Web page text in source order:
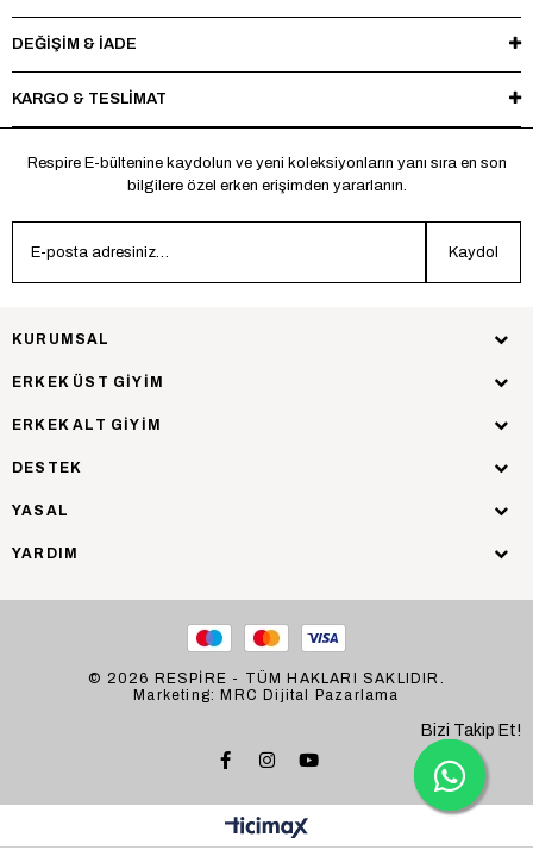
DEĞİŞİM & İADE
KARGO & TESLİMAT
Respire E-bültenine kaydolun ve yeni koleksiyonların yanı sıra en son
bilgilere özel erken erişimden yararlanın.
Kaydol
KURUMSAL
ERKEK ÜST GİYİM
ERKEK ALT GİYİM
DESTEK
YASAL
YARDIM
© 2026 RESPİRE - TÜM HAKLARI SAKLIDIR.
Marketing: MRC Dijital Pazarlama
Bizi Takip Et!